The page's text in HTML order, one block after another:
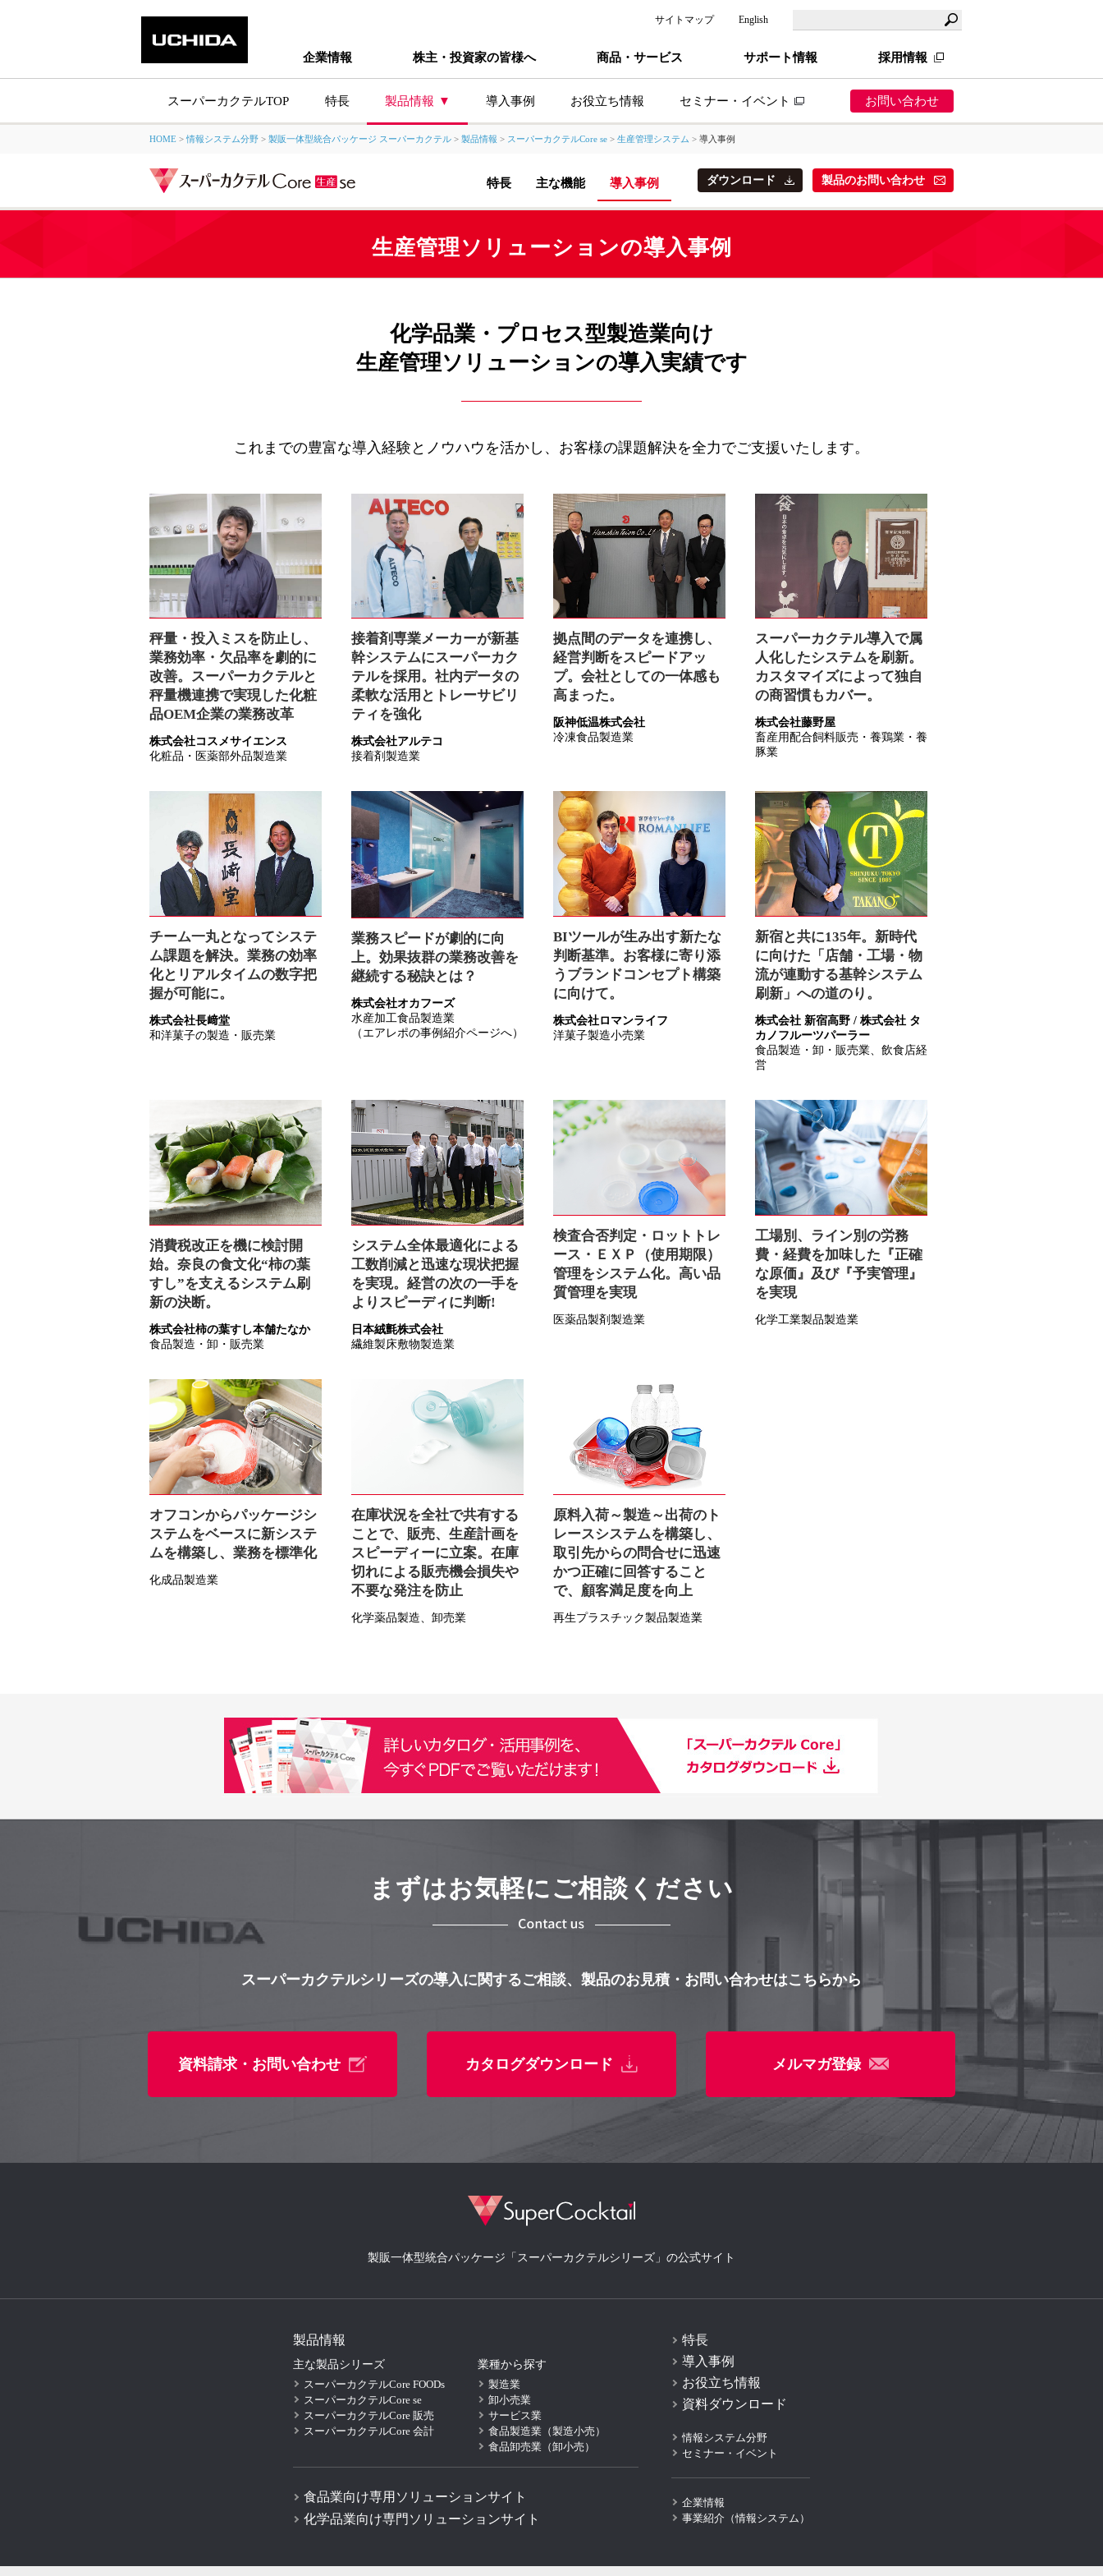
サイトマップ English
企業情報 株主・投資家の皆様へ 商品・サービス サポート情報 採用情報
スーパーカクテルTOP 特長 製品情報
業種から探す
製造業
サービス業
導入事例 お役立ち情報 セミナー・イベント お問い合わせ
HOME >情報システム分野 > 製販一体型統合パッケージ スーパーカクテル > 製品情報 > スーパーカクテルCore se > 生産管理システム > 導入事例
特長 主な機能 導入事例 ダウンロード 製品のお問い合わせ
生産管理ソリューションの導入事例
化学品業・プロセス型製造業向け
生産管理ソリューションの導入実績です
これまでの豊富な導入経験とノウハウを活かし、お客様の課題解決を全力でご支援いたします。
秤量・投入ミスを防止し、
業務効率・欠品率を劇的に
改善。スーパーカクテルと
秤量機連携で実現した化粧
品OEM企業の業務改革
株式会社コスメサイエンス
化粧品・医薬部外品製造業
接着剤専業メーカーが新基
幹システムにスーパーカク
テルを採用。社内データの
柔軟な活用とトレーサビリ
ティを強化
株式会社アルテコ
接着剤製造業
拠点間のデータを連携し、
経営判断をスピードアッ
プ。会社としての一体感も
高まった。
阪神低温株式会社
冷凍食品製造業
スーパーカクテル導入で属
人化したシステムを刷新。
カスタマイズによって独自
の商習慣もカバー。
株式会社藤野屋
畜産用配合飼料販売・養鶏業・養
豚業
チーム一丸となってシステ
ム課題を解決。業務の効率
化とリアルタイムの数字把
握が可能に。
株式会社長﨑堂
和洋菓子の製造・販売業
業務スピードが劇的に向
上。効果抜群の業務改善を
継続する秘訣とは？
株式会社オカフーズ
水産加工食品製造業
（エアレポの事例紹介ページへ）
BIツールが生み出す新たな
判断基準。お客様に寄り添
うブランドコンセプト構築
に向けて。
株式会社ロマンライフ
洋菓子製造小売業
新宿と共に135年。新時代
に向けた「店舗・工場・物
流が連動する基幹システム
刷新」への道のり。
株式会社 新宿高野 / 株式会社 タ
カノフルーツパーラー
食品製造・卸・販売業、飲食店経
営
消費税改正を機に検討開
始。奈良の食文化“柿の葉
すし”を支えるシステム刷
新の決断。
株式会社柿の葉すし本舗たなか
食品製造・卸・販売業
システム全体最適化による
工数削減と迅速な現状把握
を実現。経営の次の一手を
よりスピーディに判断!
日本絨氈株式会社
繊維製床敷物製造業
検査合否判定・ロットトレ
ース・ＥＸＰ（使用期限）
管理をシステム化。高い品
質管理を実現
医薬品製剤製造業
工場別、ライン別の労務
費・経費を加味した『正確
な原価』及び『予実管理』
を実現
化学工業製品製造業
オフコンからパッケージシ
ステムをベースに新システ
ムを構築し、業務を標準化
化成品製造業
在庫状況を全社で共有する
ことで、販売、生産計画を
スピーディーに立案。在庫
切れによる販売機会損失や
不要な発注を防止
化学薬品製造、卸売業
原料入荷～製造～出荷のト
レースシステムを構築し、
取引先からの問合せに迅速
かつ正確に回答すること
で、顧客満足度を向上
再生プラスチック製品製造業
まずはお気軽にご相談ください
スーパーカクテルシリーズの導入に関するご相談、製品のお見積・お問い合わせはこちらから
資料請求・お問い合わせ カタログダウンロード メルマガ登録
製販一体型統合パッケージ「スーパーカクテルシリーズ」の公式サイト
製品情報
主な製品シリーズ
スーパーカクテルCore FOODs
スーパーカクテルCore se
スーパーカクテルCore 販売
スーパーカクテルCore 会計
業種から探す
製造業
卸小売業
サービス業
食品製造業（製造小売）
食品卸売業（卸小売）
食品業向け専用ソリューションサイト
化学品業向け専門ソリューションサイト
特長
導入事例
お役立ち情報
資料ダウンロード
情報システム分野
セミナー・イベント
企業情報
事業紹介（情報システム）